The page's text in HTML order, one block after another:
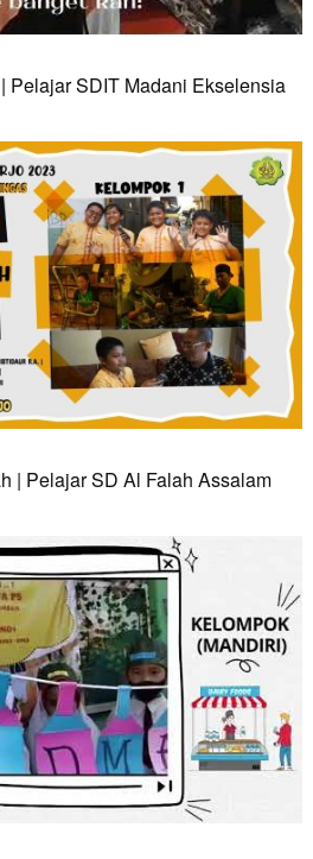
Pelajar SDIT Madani Ekselensia
| Pelajar SD Al Falah Assalam